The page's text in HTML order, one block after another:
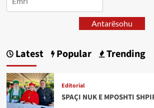
Antarësohu
Latest Popular Trending
Editorial
SPAÇI NUK E MPOSHTI